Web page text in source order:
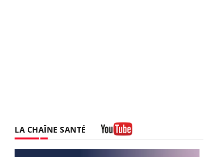
LA CHAÎNE SANTÉ